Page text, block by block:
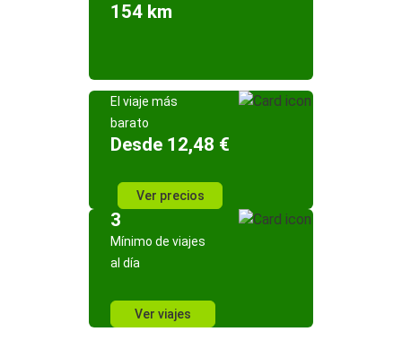
154 km
El viaje más
barato
Desde 12,48 €
Ver precios
3
Mínimo de viajes
al día
Ver viajes